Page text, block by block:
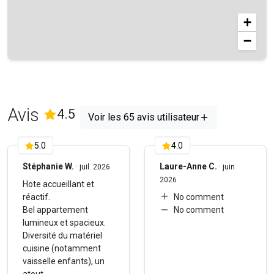
laisser votre logement aussi propre que vous l’avez trouvé.
En cas de problèmes, nous ferons tout notre possible pour
+
−
Avis 4.5( 65Avis)
Voir les 65 avis utilisateur
5.0
Stéphanie W. · juil. 2026
Hote accueillant et
réactif.
Bel appartement
lumineux et spacieux.
Diversité du matériel
cuisine (notamment
vaisselle enfants), un
4.0
Laure-Anne C. · juin
2026
No comment
No comment